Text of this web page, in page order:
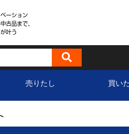
ーション
古品まで、
叶う
売りたし 買い